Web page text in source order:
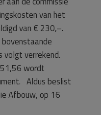
van het
van € 230,–.
verrekend.
wordt
Aldus beslist
Afbouw, op 16